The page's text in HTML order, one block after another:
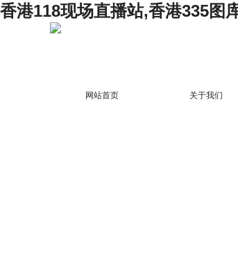
香港118现场直播站,香港335图
网站首页 关于我们